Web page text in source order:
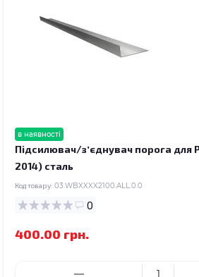
в наявності
Підсилювач/зʼєднувач порога для
2014) сталь
Код товару: 03.WBXXXX2100.ALL.0.0
0
400.00 грн.